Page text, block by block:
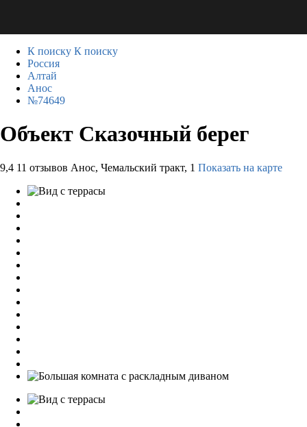
К поиску К поиску
Россия
Алтай
Анос
№74649
Объект Сказочный берег
9,4 11 отзывов Анос, Чемальский тракт, 1 Показать на карте